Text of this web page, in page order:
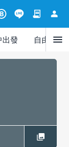
contract person
出發 自由行menu